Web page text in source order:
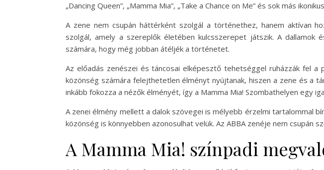
„Dancing Queen”, „Mamma Mia”, „Take a Chance on Me” és sok más
A zene nem csupán háttérként szolgál a történethez, hanem aktívan
szolgál, amely a szereplők életében kulcsszerepet játszik. A
számára, hogy még jobban átéljék a történetet.
Az előadás zenészei és táncosai elképesztő tehetséggel ruházzák fel a
közönség számára felejthetetlen élményt nyújtanak, hiszen a zene és a
inkább fokozza a nézők élményét, így a Mamma Mia! Szombathelyen egy
A zenei élmény mellett a dalok szövegei is mélyebb érzelmi tartalommal
közönség is könnyebben azonosulhat velük. Az ABBA zenéje nem
A Mamma Mia! színpadi